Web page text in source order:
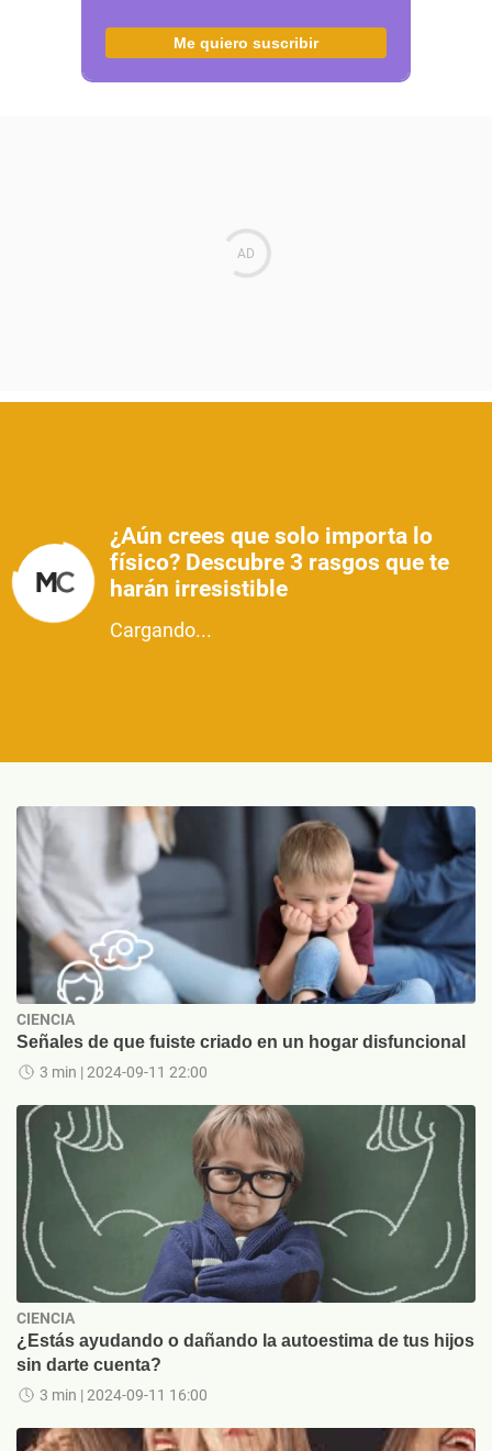
Me quiero suscribir
¿Aún crees que solo importa lo
físico? Descubre 3 rasgos que te
harán irresistible
Cargando...
CIENCIA
Señales de que fuiste criado en un hogar disfuncional
3 min | 2024-09-11 22:00
CIENCIA
¿Estás ayudando o dañando la autoestima de tus hijos
sin darte cuenta?
3 min | 2024-09-11 16:00